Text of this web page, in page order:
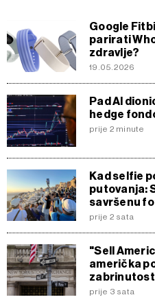
Google
parirati
zdravlje?
19.05.2026
Pad AI
hedge
prije 2 minute
Kad selfie
putovanja:
savršenu
prije 2 sata
"Sell
američka
prije 3 sata